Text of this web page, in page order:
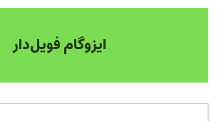
ایزوگام فویل‌دار